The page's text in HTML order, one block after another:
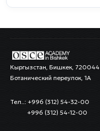
Кыргызстан, Бишкек, 720044
Ботанический переулок, 1А
Тел..: +996 (312) 54-32-00
+996 (312) 54-12-00